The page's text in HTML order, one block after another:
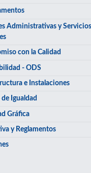
Administrativas y Servicios
con la Calidad
- ODS
e Instalaciones
de Igualdad
Gráfica
y Reglamentos